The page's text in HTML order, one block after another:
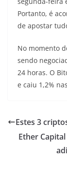
Portanto, é
de apostar
No momento
sendo
24 horas. O
e caiu 1,2%
Estes 3
Ether